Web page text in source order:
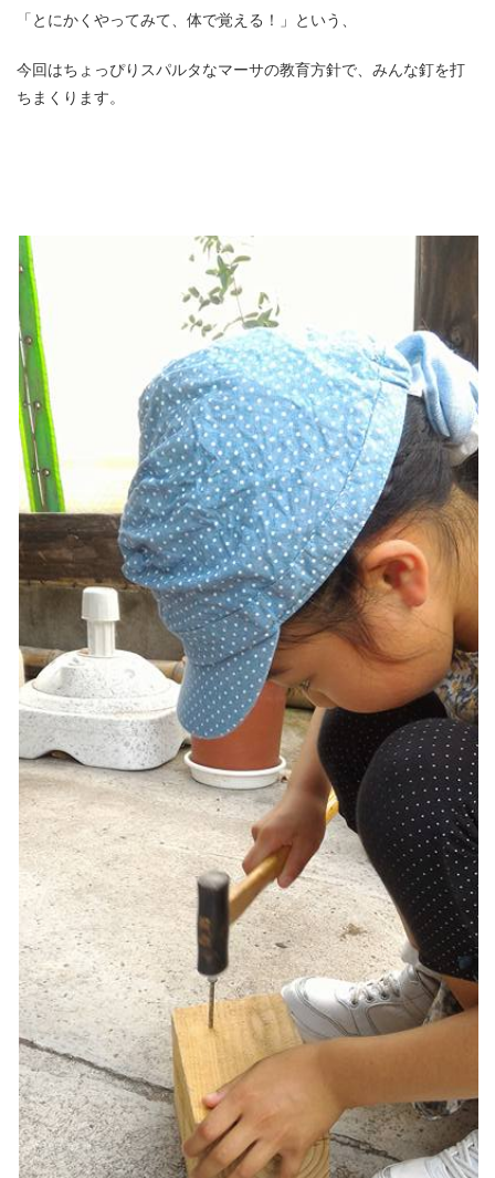
「とにかくやってみて、体で覚える！」という、
今回はちょっぴりスパルタなマーサの教育方針で、みんな釘を打
ちまくります。